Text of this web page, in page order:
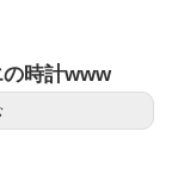
時計www